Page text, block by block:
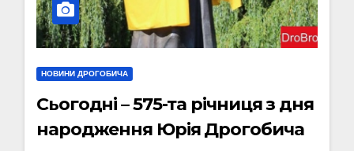
НОВИНИ ДРОГОБИЧА
Сьогодні – 575-та річниця з дня
народження Юрія Дрогобича